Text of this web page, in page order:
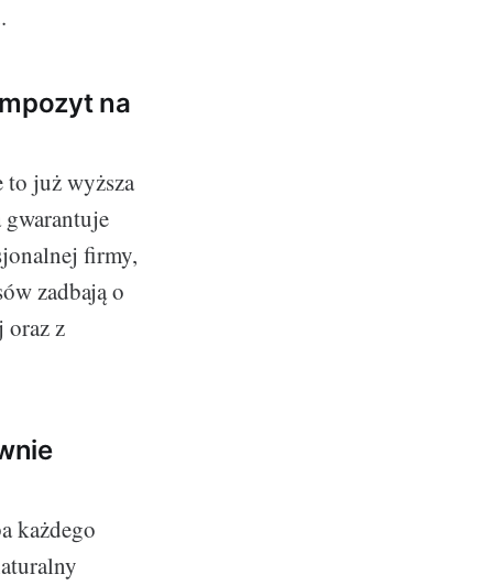
na
to już wyższa
gwarantuje
firmy,
zadbają o
oraz z
każdego